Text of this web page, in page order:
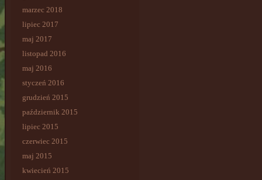
marzec 2018
lipiec 2017
maj 2017
listopad 2016
maj 2016
styczeń 2016
grudzień 2015
październik 2015
lipiec 2015
czerwiec 2015
maj 2015
kwiecień 2015